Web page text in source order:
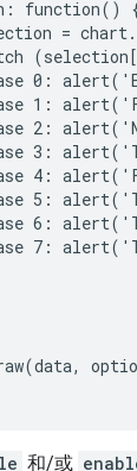
function()
=
0:
1:
2:
3:
4:
5:
6:
7:
和/或